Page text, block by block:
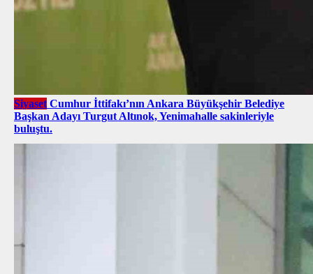
Siyaset Cumhur İttifakı’nın Ankara Büyükşehir Belediye
Başkan Adayı Turgut Altınok, Yenimahalle sakinleriyle
buluştu.